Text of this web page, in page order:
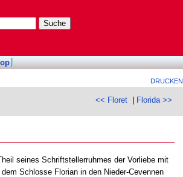
DRUCKEN
<< Floret Florida >>
seines Schriftstellerruhmes der Vorliebe mit
dem Schlosse Florian in den Nieder-Cevennen